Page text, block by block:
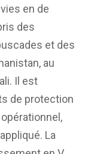
en de
des
et des
au
Il est
de protection
La